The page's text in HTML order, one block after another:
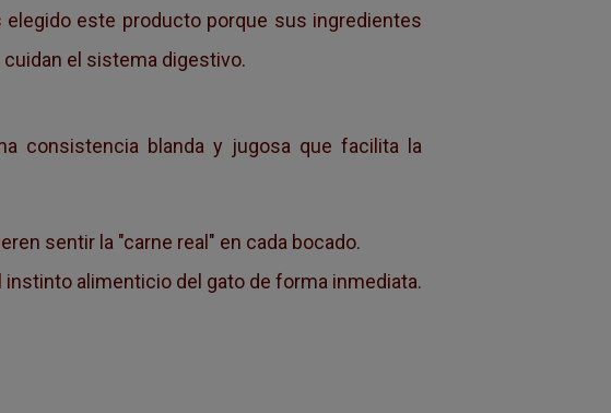
elegido este producto porque sus ingredientes
el sistema digestivo.
consistencia blanda y jugosa que facilita la
sentir la "carne real" en cada bocado.
alimenticio del gato de forma inmediata.